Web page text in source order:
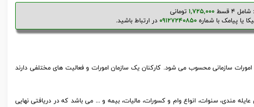
4 قسط1,725,000 تومانی
یا پیامک با شماره09127240850در ارتباط باشید.
سازمانی محسوب می شود. کارکنان یک سازمان امورات و فعالیت های مختلفی دارند
مندی، سنوات، انواع وام و کسورات، مالیات، بیمه و ... می باشد که در دریافتی نهایی